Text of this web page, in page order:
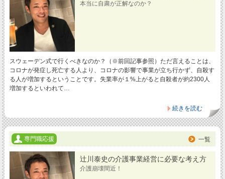
本当に自粛が正解なのか？
スウェーデン式で行くべきなのか？（※前回記事参照）ただ言えることは、
コロナが発症し死亡する人より、コロナの影響で事業が立ち行かず、自殺す
る人が増加するということです。失業率が１%上がると自殺者が約2300人
増加するといわれて…
続きを読む
専門職応援 一覧
辻川泰史の介護事業経営に必要な考え方
介護崩壊間近！